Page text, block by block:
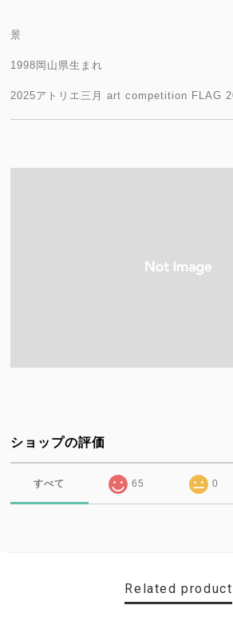
景
1998岡山県生まれ
2025アトリエ三月 art competition FLAG
ショップの評価
すべて 65 0
Related product